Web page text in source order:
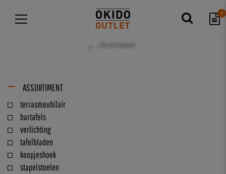
0
Assortiment
ASSORTIMENT
terrasmeubilair
bartafels
verlichting
tafelbladen
koopjeshoek
stapelstoelen